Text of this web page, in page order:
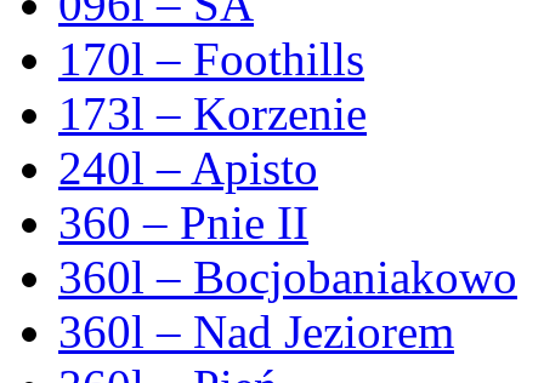
170l – Foothills
173l – Korzenie
240l – Apisto
360 – Pnie II
360l – Bocjobaniakowo
360l – Nad Jeziorem